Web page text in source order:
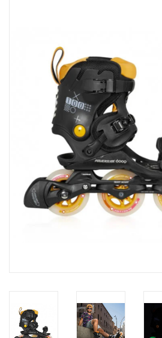
Afspraak Loop Analyse